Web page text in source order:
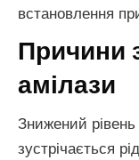
встановлення
Причини
амілази
Знижений рівень
зустрічається